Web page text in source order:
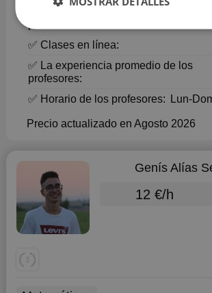
✅ Clases en línea:
✅ La experiencia promedio de los
profesores:
✅ Horario de los profesores: Lun-
Precio actualizado en Agosto 2026
Genís Alías
12 €/h